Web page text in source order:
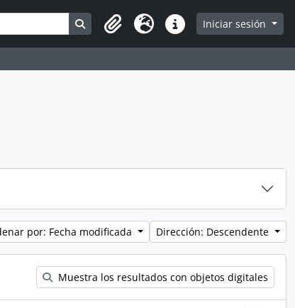
Search in browse page
Clipboard
Idioma Enlaces rápidos
Iniciar sesión
por: Fecha modificada Dirección: Descendente
Muestra los resultados con objetos digitales